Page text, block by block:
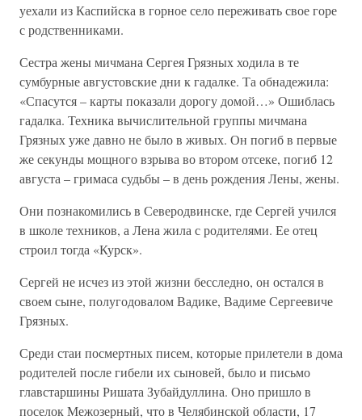
уехали из Каспийска в горное село переживать свое горе
с родственниками.
Сестра жены мичмана Сергея Грязных ходила в те
сумбурные августовские дни к гадалке. Та обнадежила:
«Спасутся – карты показали дорогу домой…» Ошиблась
гадалка. Техника вычислительной группы мичмана
Грязных уже давно не было в живых. Он погиб в первые
же секунды мощного взрыва во втором отсеке, погиб 12
августа – гримаса судьбы – в день рождения Лены, жены.
Они познакомились в Северодвинске, где Сергей учился
в школе техников, а Лена жила с родителями. Ее отец
строил тогда «Курск».
Сергей не исчез из этой жизни бесследно, он остался в
своем сыне, полугодовалом Вадике, Вадиме Сергеевиче
Грязных.
Среди стаи посмертных писем, которые прилетели в дома
родителей после гибели их сыновей, было и письмо
главстаршины Ришата Зубайдуллина. Оно пришло в
поселок Межозерный, что в Челябинской области, 17